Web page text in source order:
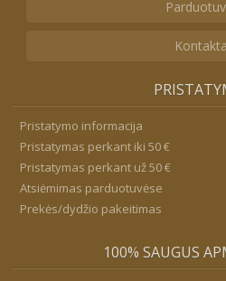
Pristatymo informacija
Pristatymas perkant iki 50 €
Pristatymas perkant už 50 €
Atsiėmimas parduotuvėse
Prekės/dydžio pakeitimas
100% SAUGUS